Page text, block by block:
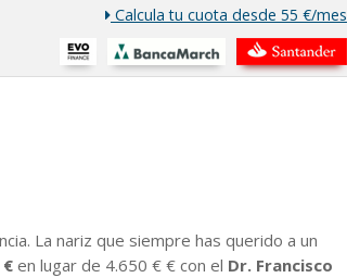
Calcula tu cuota desde 55 €/mes
La nariz que siempre has querido a un
€en lugar de 4.650 € € con el Dr. Francisco